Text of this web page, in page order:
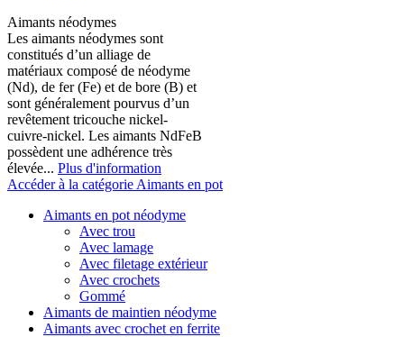
Aimants néodymes
Les aimants néodymes sont
constitués d’un alliage de
matériaux composé de néodyme
(Nd), de fer (Fe) et de bore (B) et
sont généralement pourvus d’un
revêtement tricouche nickel-
cuivre-nickel. Les aimants NdFeB
possèdent une adhérence très
élevée... Plus d'information
Accéder à la catégorie Aimants en pot
Aimants en pot néodyme
Avec trou
Avec lamage
Avec filetage extérieur
Avec crochets
Gommé
Aimants de maintien néodyme
Aimants avec crochet en ferrite